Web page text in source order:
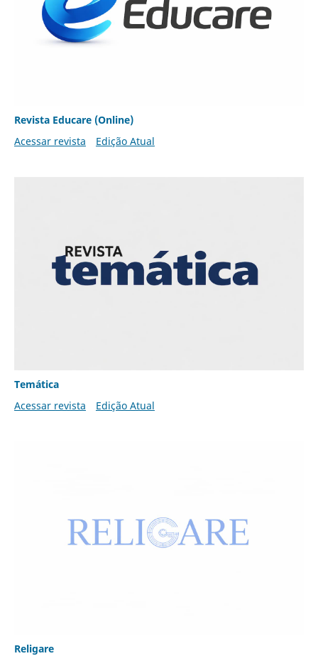
Revista Educare (Online)
Acessar revista
Edição Atual
Temática
Acessar revista
Edição Atual
Religare